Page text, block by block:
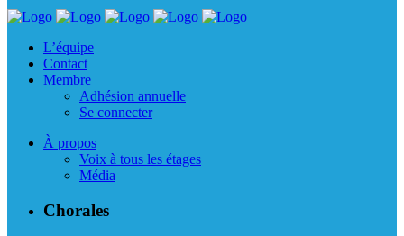
L’équipe
Contact
Membre
Adhésion annuelle
Se connecter
À propos
Voix à tous les étages
Média
Chorales